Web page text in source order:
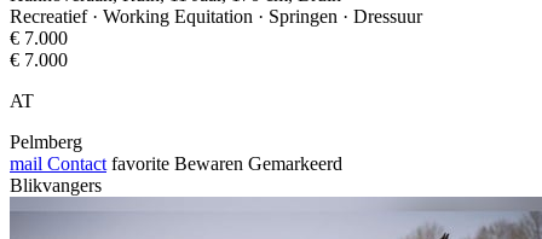
Recreatief · Working Equitation · Springen · Dressuur
€ 7.000
€ 7.000
AT
Pelmberg
mail Contact favorite Bewaren Gemarkeerd
Blikvangers